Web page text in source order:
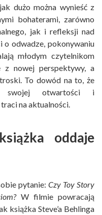
dużo można wynieść z
bohaterami, zarówno
jak i refleksji nad
o odwadze, pokonywaniu
młodym czytelnikom
z nowej perspektywy, a
To dowód na to, że
otwartości i
na aktualności.
oddaje
pytanie: Czy Toy Story
W filmie powracają
książka Steve’a Behlinga